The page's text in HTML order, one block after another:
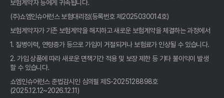
로 확인하세요!
운전자보험 비교사이트 활용법: 숨겨진 꿀팁 대방출!
- 운전자보험 비교, 2026년 놓치면 후회할 꿀팁 대방출!
운전자보험 비교사이트 활용법: 10년차 베테랑이 알려주는 숨겨진
꿀팁 대방출!
보험계약자 등에게 귀속됩니다.
(주)쇼엠인슈어런스 보험대리점(등록번호 제2025030014호)
보험계약자가 기존 보험계약을 해지하고 새로운 보험계약을 체결하는 과정에서
1. 질병이력, 연령증가 등으로 가입이 거절되거나 보험료가 인상될 수 있습니다.
2. 가입 상품에 따라 새로운 면책기간 적용 및 보장 제한 등 기타 불이익이 발생
할 수 있습니다.
쇼엠인슈어런스 준법감시인 심의필 제S-2025128898호
(2025.12.12~2026.12.11)